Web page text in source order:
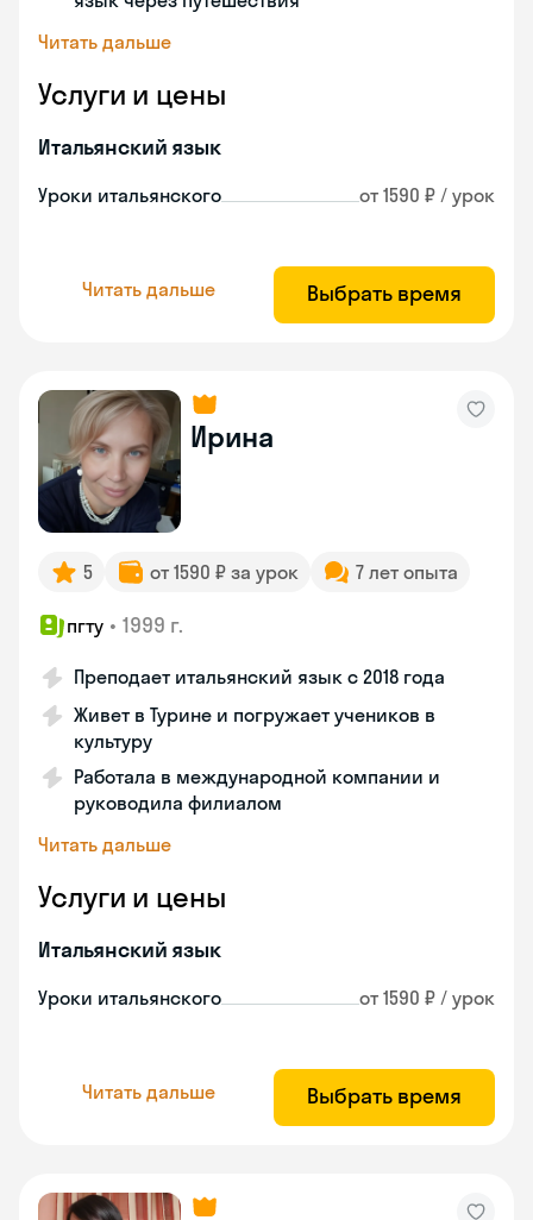
Читать дальше
Услуги и цены
Итальянский язык
Уроки итальянского от 1590 ₽ / урок
Читать дальше Выбрать время
Ирина
5 от 1590 ₽ за урок 7 лет опыта
пгту • 1999 г.
Преподает итальянский язык с 2018 года
Живет в Турине и погружает учеников в
культуру
Работала в международной компании и
руководила филиалом
Читать дальше
Услуги и цены
Итальянский язык
Уроки итальянского от 1590 ₽ / урок
Читать дальше Выбрать время